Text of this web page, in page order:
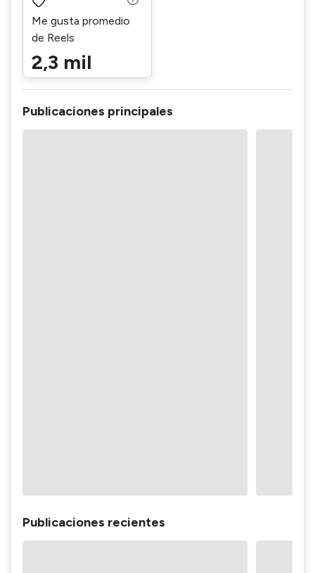
Me gusta promedio
de Reels
2,3 mil
Publicaciones principales
Publicaciones recientes